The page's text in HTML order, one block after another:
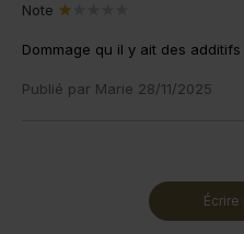
Note
Dommage qu il y ait des
Publié par Marie 28/11/2025
Écrire